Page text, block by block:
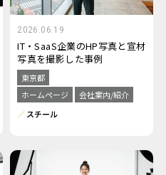
2026.06.19
IT・SaaS企業のHP写真と宣材
写真を撮影した事例
東京都
ホームページ
会社案内/紹介
スチール